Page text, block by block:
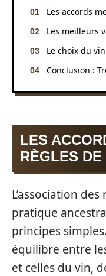
Les accords
Les meilleurs
Le choix du
Conclusion :
LES
RÈGLES DE
L’association
pratique
principes
équilibre entre
et celles du vin,